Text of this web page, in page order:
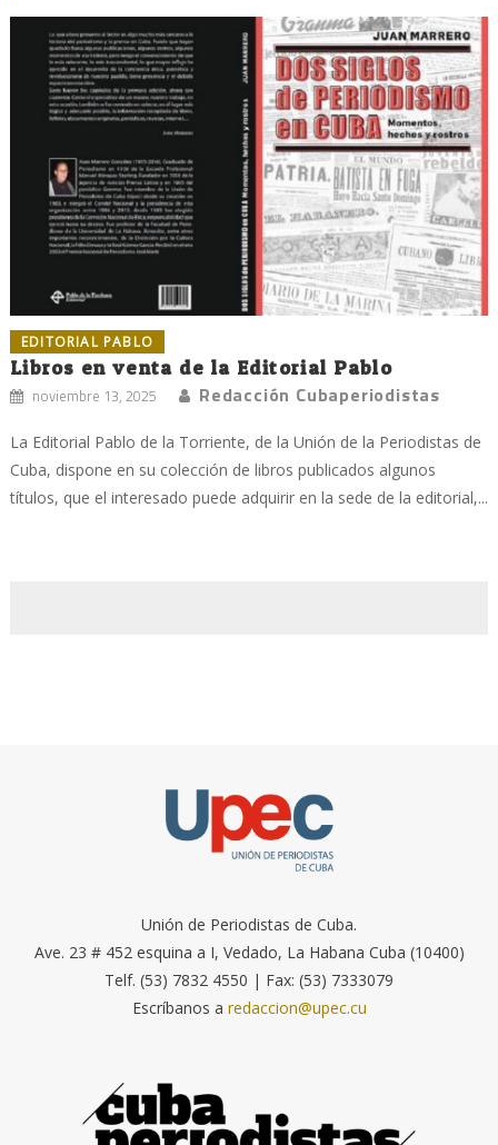
EDITORIAL PABLO
Libros en venta de la Editorial Pablo
noviembre 13, 2025 Redacción Cubaperiodistas
La Editorial Pablo de la Torriente, de la Unión de la Periodistas de
Cuba, dispone en su colección de libros publicados algunos
títulos, que el interesado puede adquirir en la sede de la editorial,...
Unión de Periodistas de Cuba.
Ave. 23 # 452 esquina a I, Vedado, La Habana Cuba (10400)
Telf. (53) 7832 4550 | Fax: (53) 7333079
Escríbanos a redaccion@upec.cu